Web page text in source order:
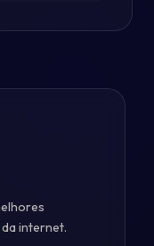
internet.